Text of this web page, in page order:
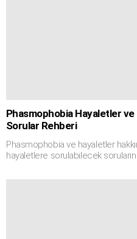
Phasmophobia Hayaletler
Sorular Rehberi
Phasmophobia ve hayaletler
hayaletlere sorulabilecek soruların